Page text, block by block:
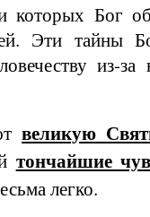
которых Бог
Эти тайны
из-за
великую
тончайшие
легко.